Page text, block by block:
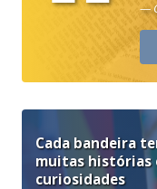
—
Cada bandeira
muitas histórias
curiosidades